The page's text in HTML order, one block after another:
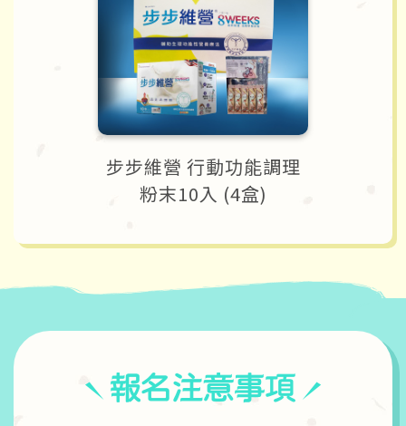
步步維營 行動功能調理
粉末10入 (4盒)